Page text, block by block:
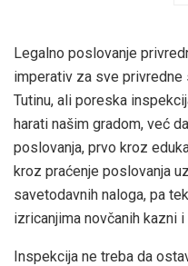
Legalno poslovanje
imperativ za sve privredne
Tutinu, ali poreska
harati našim gradom, već
poslovanja, prvo kroz
kroz praćenje poslovanja
savetodavnih naloga, pa
izricanjima novčanih kazni i
Inspekcija ne treba da